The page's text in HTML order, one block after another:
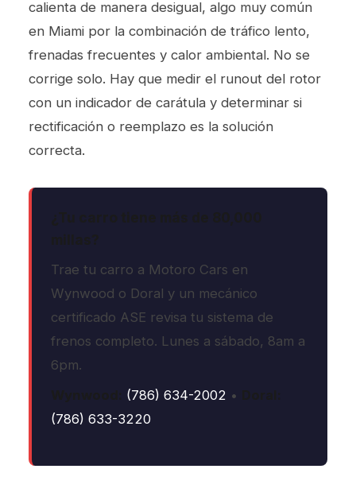
calienta de manera desigual, algo muy común
en Miami por la combinación de tráfico lento,
frenadas frecuentes y calor ambiental. No se
corrige solo. Hay que medir el runout del rotor
con un indicador de carátula y determinar si
rectificación o reemplazo es la solución
correcta.
Trae tu carro a Motoro Cars en
Wynwood o Doral y un mecánico
certificado ASE revisa tu sistema de
frenos completo. Lunes a sábado, 8am a
6pm.
(786) 634-2002 •
(786) 633-3220